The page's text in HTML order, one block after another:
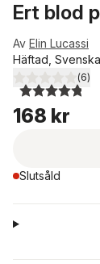
Ert blod
Av Elin Lucassi
Häftad,
4,8utav 5 (6)
168 kr
Slutsåld